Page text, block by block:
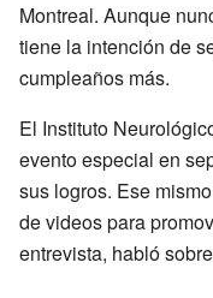
Montreal. Aunque
tiene la intención de
cumpleaños más.
El Instituto
evento especial en
sus logros. Ese
de videos para
entrevista, habló